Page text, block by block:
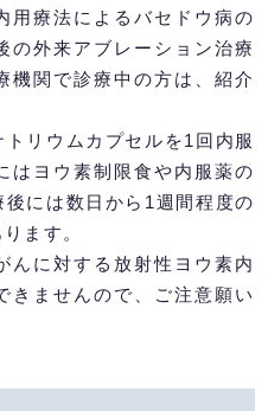
療法によるバセドウ病の
の外来アブレーション治療
機関で診療中の方は、紹介
リウムカプセルを1回内服
はヨウ素制限食や内服薬の
には数日から1週間程度の
ます。
に対する放射性ヨウ素内
きませんので、ご注意願い